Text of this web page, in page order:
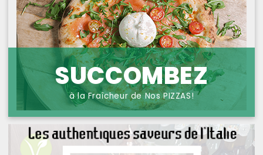
NOS PIZZAS FROMAGES
NOS SAVEURS D AILLEURS
OFFRE PRIMA
OFFRE MEZZO
MENUS BAMBINO
PROTECTION DES
DONNÉES
SUCCOMBEZ
à la Fraîcheur de Nos PIZZAS!